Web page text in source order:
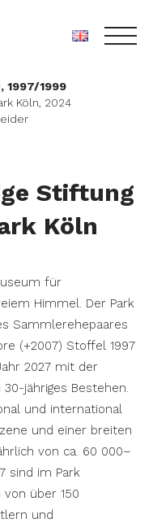
, 1997/1999
Köln, 2024
Stiftung
Köln
für
Himmel. Der Park
Sammlerehepaares
(+2007) Stoffel 1997
2027 mit der
jähriges Bestehen.
und international
und einer breiten
von ca. 60 000–
sind im Park
über 150
und